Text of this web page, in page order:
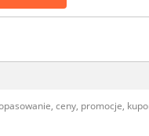
ceny, promocje,